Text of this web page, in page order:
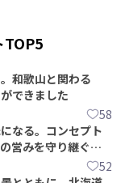
TOP5
和歌山と関わる
できました
58
なる。コンセプト
営みを守り継ぐ仲
52